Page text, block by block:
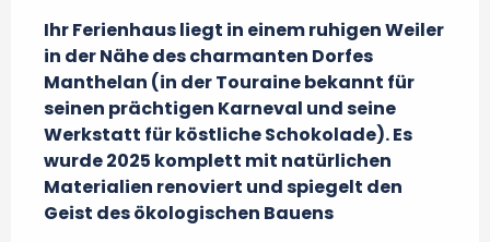
Ihr Ferienhaus liegt in einem ruhigen Weiler
in der Nähe des charmanten Dorfes
Manthelan (in der Touraine bekannt für
seinen prächtigen Karneval und seine
Werkstatt für köstliche Schokolade). Es
wurde 2025 komplett mit natürlichen
Materialien renoviert und spiegelt den
Geist des ökologischen Bauens